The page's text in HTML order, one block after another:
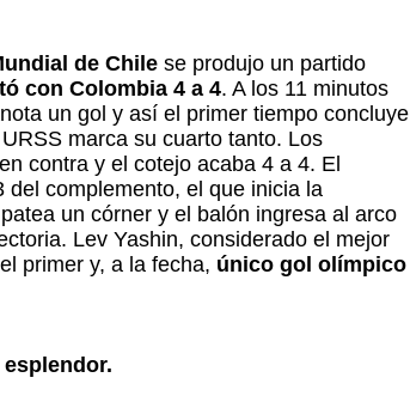
de Chile se produjo un partido
con Colombia 4 a 4. A los 11 minutos
un gol y así el primer tiempo concluye
marca su cuarto tanto. Los
contra y el cotejo acaba 4 a 4. El
complemento, el que inicia la
patea un córner y el balón ingresa al arco
Lev Yashin, considerado el mejor
primer y, a la fecha, único gol olímpico